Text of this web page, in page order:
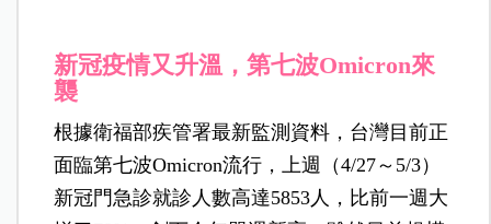
新冠疫情又升溫，第七波Omicron來
襲
根據衛福部疾管署最新監測資料，台灣目前正
面臨第七波Omicron流行，上週（4/27～5/3）
新冠門急診就診人數高達5853人，比前一週大